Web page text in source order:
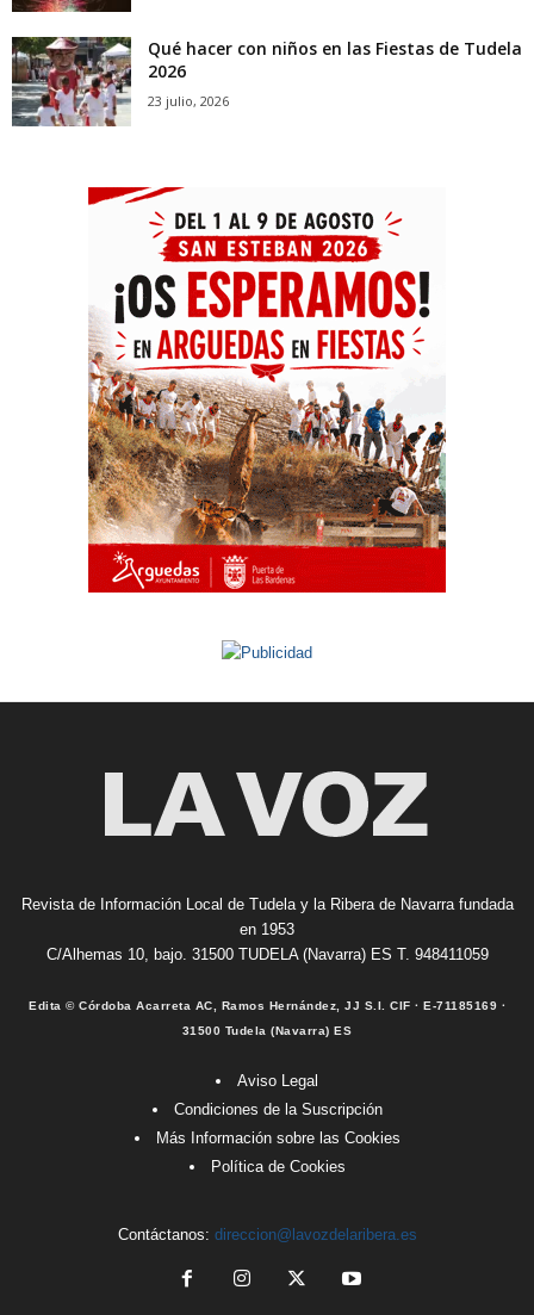
Qué hacer con niños en las Fiestas de Tudela
2026
23 julio, 2026
Revista de Información Local de Tudela y la Ribera de Navarra fundada
en 1953
C/Alhemas 10, bajo. 31500 TUDELA (Navarra) ES T. 948411059
Edita © Córdoba Acarreta AC, Ramos Hernández, JJ S.I. CIF · E-71185169 ·
31500 Tudela (Navarra) ES
Aviso Legal
Condiciones de la Suscripción
Más Información sobre las Cookies
Política de Cookies
Contáctanos: direccion@lavozdelaribera.es